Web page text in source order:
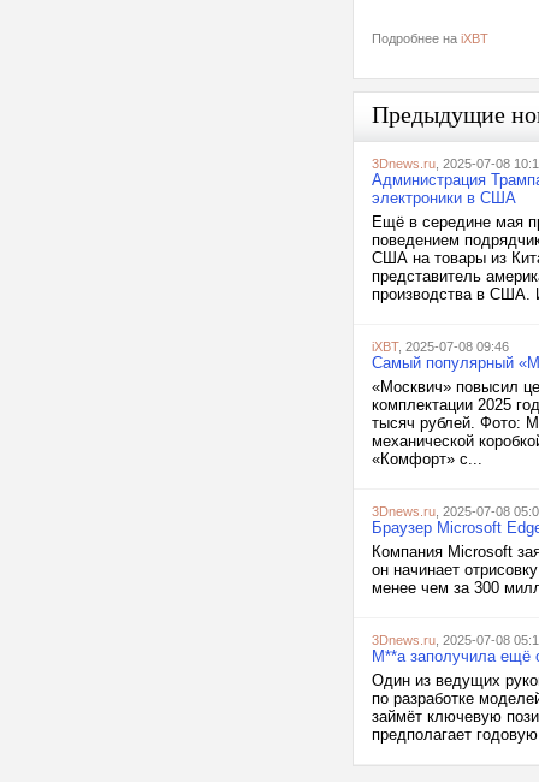
Подробнее на iXBT
Предыдущие
3Dnews.ru , 2025-07-08
Администрация
электроники в США
Ещё в середине мая
поведением
США на товары из
представитель
производства в США.
iXBT, 2025-07-08 09:46
Самый популярный
«Москвич» повысил
комплектации 2025
тысяч рублей. Фото:
механической
«Комфорт» с...
3Dnews.ru , 2025-07-08
Браузер Microsoft
Компания Microsoft
он начинает
менее чем за 300
3Dnews.ru , 2025-07-08
M**a заполучила ещё
Один из ведущих
по разработке
займёт ключевую
предполагает